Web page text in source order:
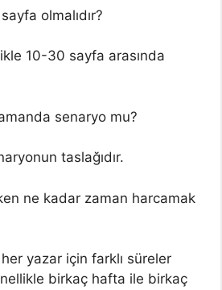
olmalıdır?
10-30 sayfa arasında
senaryo mu?
taslağıdır.
ne kadar zaman harcamak
yazar için farklı süreler
birkaç hafta ile birkaç